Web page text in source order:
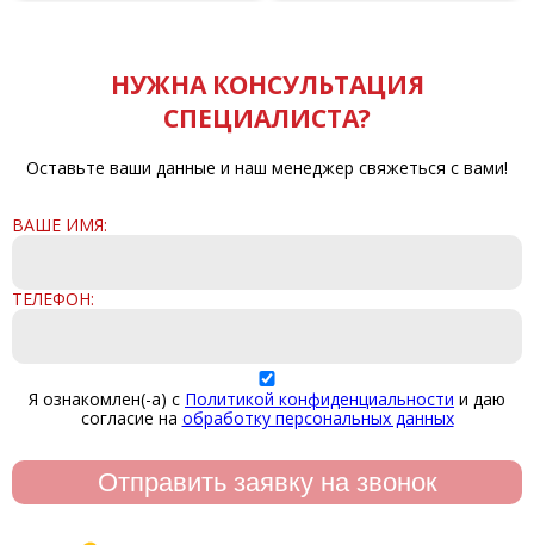
НУЖНА КОНСУЛЬТАЦИЯ
СПЕЦИАЛИСТА?
Оставьте ваши данные и наш менеджер свяжеться с вами!
ВАШЕ ИМЯ:
ТЕЛЕФОН:
Я ознакомлен(-а) с Политикой конфиденциальности и даю
согласие на обработку персональных данных